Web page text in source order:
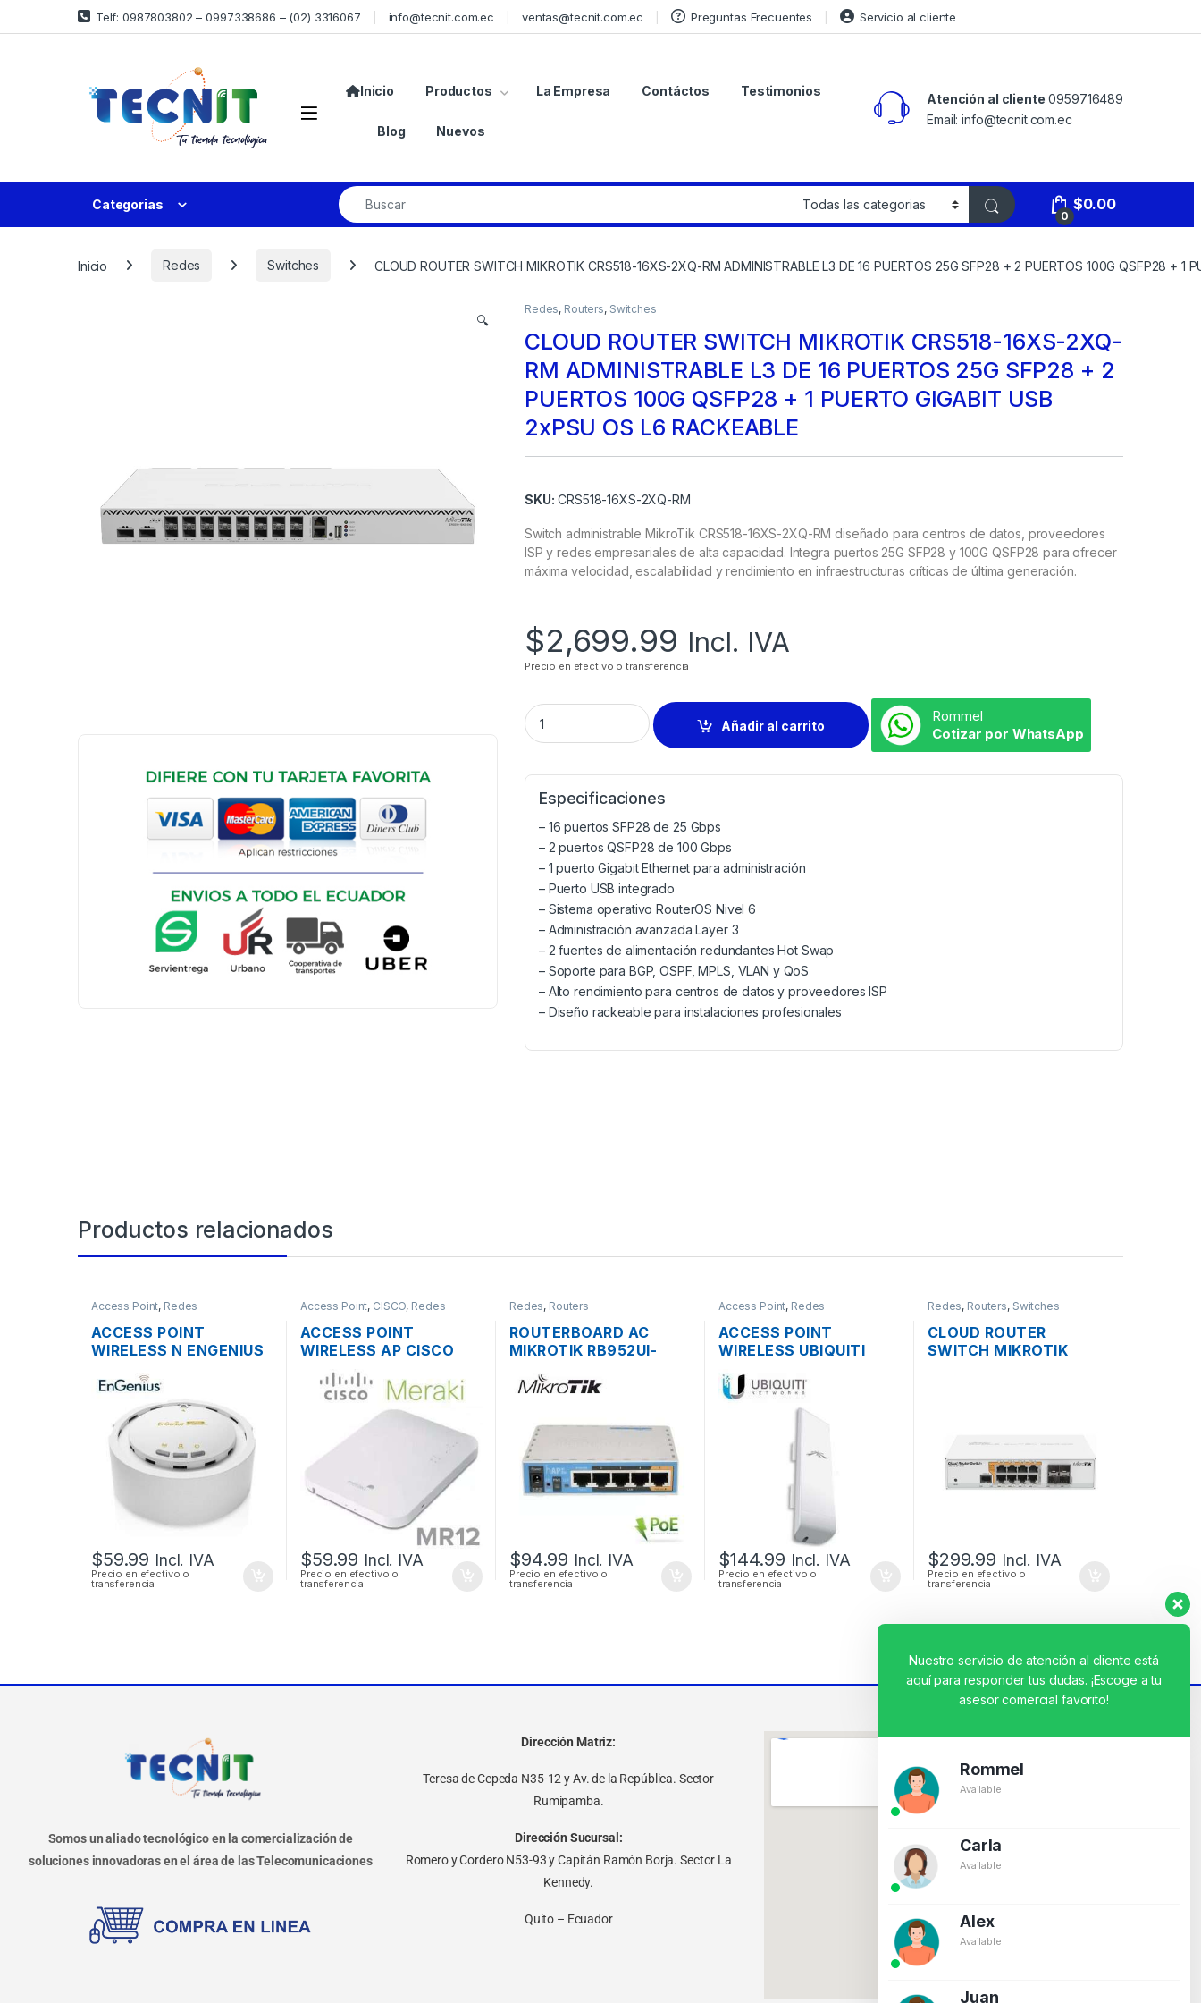
Telf: 0987803802 – 0997338686 – (02) 3316067 info@tecnit.com.ec ventas@tecnit.com.ec Preguntas Frecuentes Servicio al cliente
Inicio Productos La Empresa Contáctos Testimonios
Blog Nuevos
Atención al cliente 0959716489
Email: info@tecnit.com.ec
Categorias
0
$0.00
Inicio Redes Switches CLOUD ROUTER SWITCH MIKROTIK CRS518-16XS-2XQ-RM ADMINISTRABLE L3 DE 16 PUERTOS 25G SFP28 + 2 PUERTOS 100G QSFP28 + 1
🔍
Redes, Routers, Switches
CLOUD ROUTER SWITCH MIKROTIK CRS518-16XS-2XQ-
RM ADMINISTRABLE L3 DE 16 PUERTOS 25G SFP28 + 2
PUERTOS 100G QSFP28 + 1 PUERTO GIGABIT USB
2xPSU OS L6 RACKEABLE
SKU: CRS518-16XS-2XQ-RM
Switch administrable MikroTik CRS518-16XS-2XQ-RM diseñado para centros de datos, proveedores
ISP y redes empresariales de alta capacidad. Integra puertos 25G SFP28 y 100G QSFP28 para ofrecer
máxima velocidad, escalabilidad y rendimiento en infraestructuras críticas de última generación.
$2,699.99 Incl. IVA
Precio en efectivo o transferencia
Añadir al carrito
Rommel
Cotizar por WhatsApp
Especificaciones
– 16 puertos SFP28 de 25 Gbps
– 2 puertos QSFP28 de 100 Gbps
– 1 puerto Gigabit Ethernet para administración
– Puerto USB integrado
– Sistema operativo RouterOS Nivel 6
– Administración avanzada Layer 3
– 2 fuentes de alimentación redundantes Hot Swap
– Soporte para BGP, OSPF, MPLS, VLAN y QoS
– Alto rendimiento para centros de datos y proveedores ISP
– Diseño rackeable para instalaciones profesionales
Productos relacionados
Access Point, Redes
ACCESS POINT
WIRELESS N ENGENIUS
300MBPS + POE
$59.99 Incl. IVA
Precio en efectivo o
transferencia
Access Point, CISCO, Redes
ACCESS POINT
WIRELESS AP CISCO
MERAKI MR12 CLOUD
MANAGED AP 2.4GHZ
SOPORTE POE
OUTDOOR
$59.99 Incl. IVA
Precio en efectivo o
transferencia
Redes, Routers
ROUTERBOARD AC
MIKROTIK RB952UI-
DUAL BAND 200MW 5
$94.99 Incl. IVA
Precio en efectivo o
transferencia
Access Point, Redes
ACCESS POINT
WIRELESS UBIQUITI
AIRMAX 5GHZ 16DBI
MIMO 500MW 150MBPS
$144.99 Incl. IVA
Precio en efectivo o
transferencia
Redes, Routers, Switches
CLOUD ROUTER
SWITCH MIKROTIK
PUERTOS SFP,
RACKEABLE
$299.99 Incl. IVA
Precio en efectivo o
transferencia
Somos un aliado tecnológico en la comercialización de
soluciones innovadoras en el área de las Telecomunicaciones
Dirección Matriz:
Teresa de Cepeda N35-12 y Av. de la República. Sector
Rumipamba.
Dirección Sucursal:
Romero y Cordero N53-93 y Capitán Ramón Borja. Sector La
Kennedy.
Quito – Ecuador
Nuestro servicio de atención al cliente está
aquí para responder tus dudas. ¡Escoge a tu
asesor comercial favorito!
Rommel
Available
Carla
Available
Alex
Available
Juan